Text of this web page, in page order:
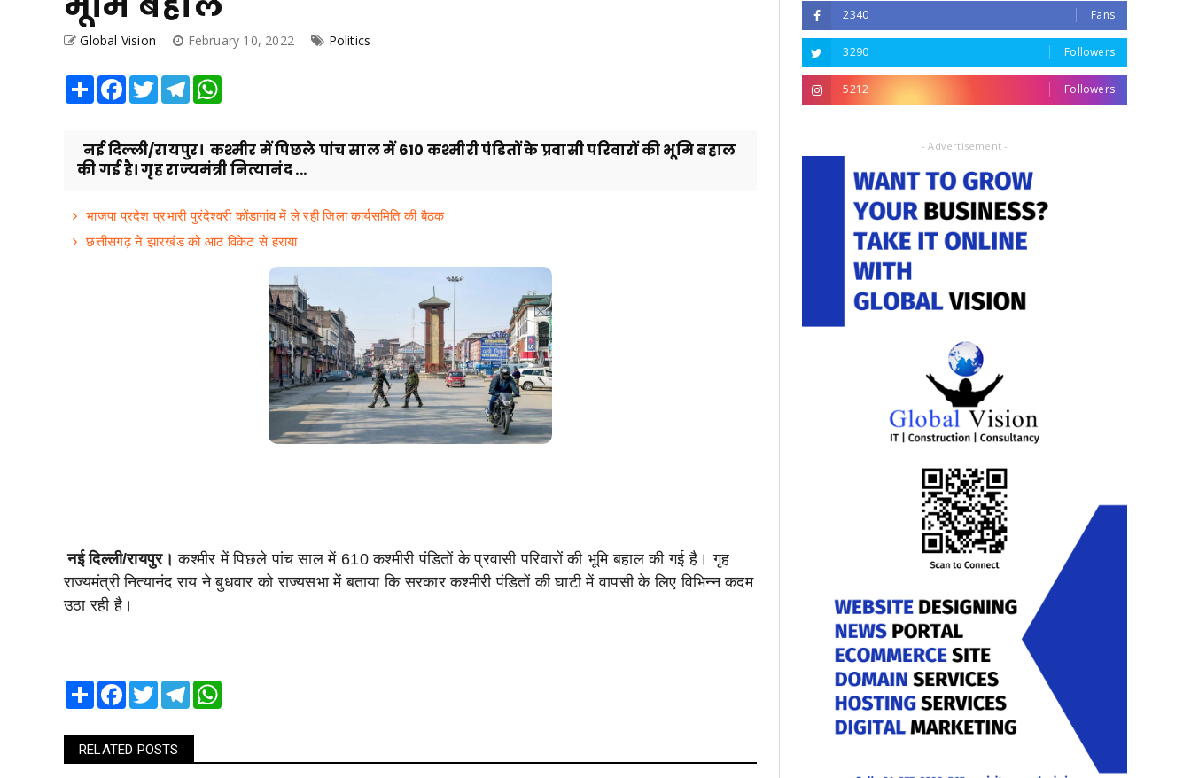
Global Vision February 10, 2022 Politics
Share Facebook
TwitterTelegram
नई दिल्ली/रायपुर। कश्मीर में पिछले पांच साल में 610 कश्मीरी पंडितों के प्रवासी परिवारों की भूमि बहाल
की गई है। गृह राज्यमंत्री नित्यानंद ...
भाजपा प्रदेश प्रभारी पुरंदेश्वरी कोंडागांव में ले रही जिला कार्यसमिति की बैठक
छत्तीसगढ़ ने झारखंड को आठ विकेट से हराया
नई दिल्ली/रायपुर।कश्मीर में पिछले पांच साल में 610 कश्मीरी पंडितों के प्रवासी परिवारों की भूमि बहाल की गई है। गृह
राज्यमंत्री नित्यानंद राय ने बुधवार को राज्यसभा में बताया कि सरकार कश्मीरी पंडितों की घाटी में वापसी के लिए विभिन्न कदम
उठा रही है।
Share Facebook
TwitterTelegram
RELATED POSTS
2340 Fans
3290 Followers
5212 Followers
- Advertisement -